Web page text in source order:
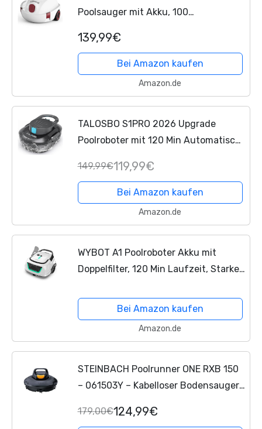
Poolsauger mit Akku, 100
Selbsteinparkfunktion, kompakter
Poolreiniger Ideal für Flache Böden
Pools...
139,99€
Bei Amazon kaufen
Amazon.de
TALOSBO S1PRO 2026 Upgrade
Poolroboter mit 120 Min Automatisch
Dual-Motoren, 2,5H Ladezeit,
Leichter Poolreiniger für...
149,99€119,99€
Bei Amazon kaufen
Amazon.de
WYBOT A1 Poolroboter Akku mit
Doppelfilter, 120 Min Laufzeit, Starker
Aufstellpool & Flache Pools, Entfernt
Schmutz,...
Bei Amazon kaufen
Amazon.de
STEINBACH Poolrunner ONE RXB 150
– 061503Y – Kabelloser Bodensauger
Bodenfläche – Bis zu 110 Minuten
179,00€124,99€